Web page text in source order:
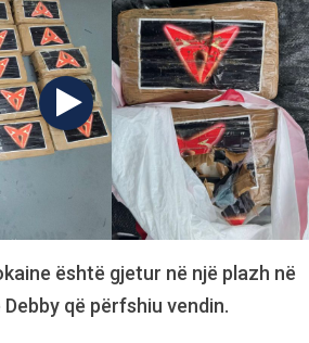
është gjetur në një plazh në
që përfshiu vendin.